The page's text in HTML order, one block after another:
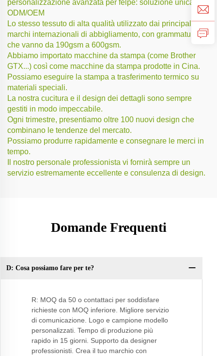
personalizzazione avanzata per felpe: soluzione unica
ODM/OEM
Lo stesso tessuto di alta qualità utilizzato dai principali
marchi internazionali di abbigliamento, con grammature
che vanno da 190gsm a 600gsm.
Abbiamo importato macchine da stampa (come Brother
GTX...) così come macchine da stampa prodotte in Cina.
Possiamo eseguire la stampa a trasferimento termico su
materiali speciali.
La nostra cucitura e il design dei dettagli sono sempre
gestiti in modo impeccabile.
Ogni trimestre, presentiamo oltre 100 nuovi design che
combinano le tendenze del mercato.
Possiamo produrre rapidamente e consegnare le merci in
tempo.
Il nostro personale professionista vi fornirà sempre un
servizio estremamente eccellente e consulenza di design.
Domande Frequenti
D: Cosa possiamo fare per te?
R: MOQ da 50 o contattaci per soddisfare
richieste con MOQ inferiore. Migliore servizio
di comunicazione. Logo e campione modello
personalizzati. Tempo di produzione più
rapido in 15 giorni. Supporto da designer
professionisti. Crea il tuo marchio con